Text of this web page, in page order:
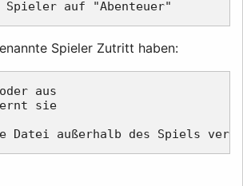
Spieler Zutritt haben:
aus
sie